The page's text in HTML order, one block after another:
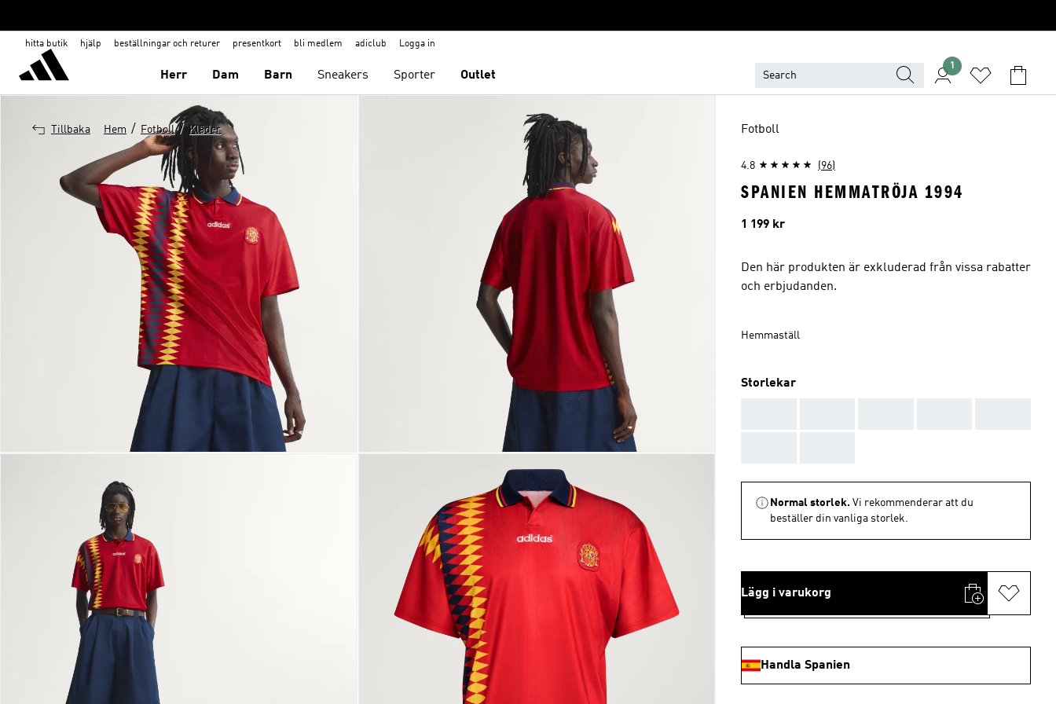
hitta butik hjälp beställningar och returer presentkort bli medlem adiclub Logga in
Herr Dam Barn Sneakers Sporter Outlet
1
Tillbaka Hem / Fotboll / Kläder Fotboll
4.8 (96)
SPANIEN HEMMATRÖJA 1994
Pris
1 199 kr
Den här produkten är exkluderad från vissa rabatter
och erbjudanden.
Hemmaställ
Storlekar
Normal storlek. Vi rekommenderar att du
beställer din vanliga storlek.
Lägg i varukorg
Handla Spanien